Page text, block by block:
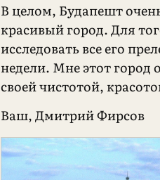
В целом, Будапешт
красивый город. Для
исследовать все его
недели. Мне этот город
своей чистотой,
Ваш, Дмитрий Фирсов